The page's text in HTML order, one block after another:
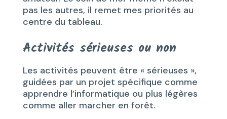
pas les autres, il remet mes priorités au
centre du tableau.
Activités sérieuses ou non
Les activités peuvent être « sérieuses »,
guidées par un projet spécifique comme
apprendre l’informatique ou plus légères
comme aller marcher en forêt.